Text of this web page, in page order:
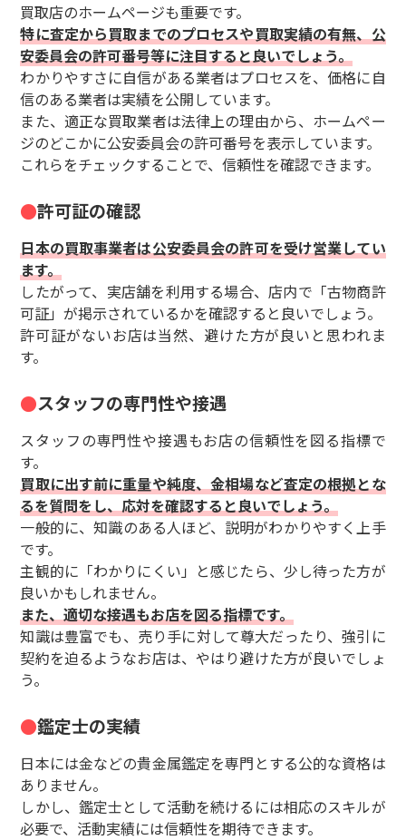
買取店のホームページも重要です。
特に査定から買取までのプロセスや買取実績の有無、公
安委員会の許可番号等に注目すると良いでしょう。
わかりやすさに自信がある業者はプロセスを、価格に自
信のある業者は実績を公開しています。
また、適正な買取業者は法律上の理由から、ホームペー
ジのどこかに公安委員会の許可番号を表示しています。
これらをチェックすることで、信頼性を確認できます。
許可証の確認
日本の買取事業者は公安委員会の許可を受け営業してい
ます。
したがって、実店舗を利用する場合、店内で「古物商許
可証」が掲示されているかを確認すると良いでしょう。
許可証がないお店は当然、避けた方が良いと思われま
す。
スタッフの専門性や接遇
スタッフの専門性や接遇もお店の信頼性を図る指標で
す。
買取に出す前に重量や純度、金相場など査定の根拠とな
るを質問をし、応対を確認すると良いでしょう。
一般的に、知識のある人ほど、説明がわかりやすく上手
です。
主観的に「わかりにくい」と感じたら、少し待った方が
良いかもしれません。
また、適切な接遇もお店を図る指標です。
知識は豊富でも、売り手に対して尊大だったり、強引に
契約を迫るようなお店は、やはり避けた方が良いでしょ
う。
鑑定士の実績
日本には金などの貴金属鑑定を専門とする公的な資格は
ありません。
しかし、鑑定士として活動を続けるには相応のスキルが
必要で、活動実績には信頼性を期待できます。